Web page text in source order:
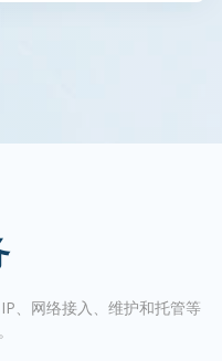
、网络接入、维护和托管等